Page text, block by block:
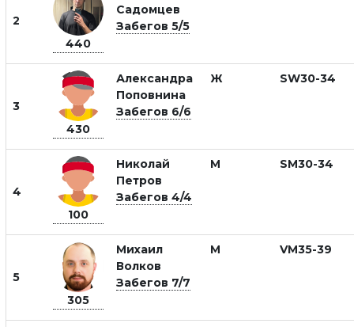
2
440
Садомцев
Забегов 5/5
3
430
Александра
Поповнина
Забегов 6/6
Ж SW30-34
4
100
Николай
Петров
Забегов 4/4
М SM30-34
5
305
Михаил
Волков
Забегов 7/7
М VM35-39